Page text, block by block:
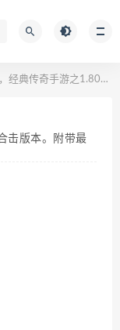
1.80炎煌合击版本。附带最新打包Win服务端
击版本。附带最